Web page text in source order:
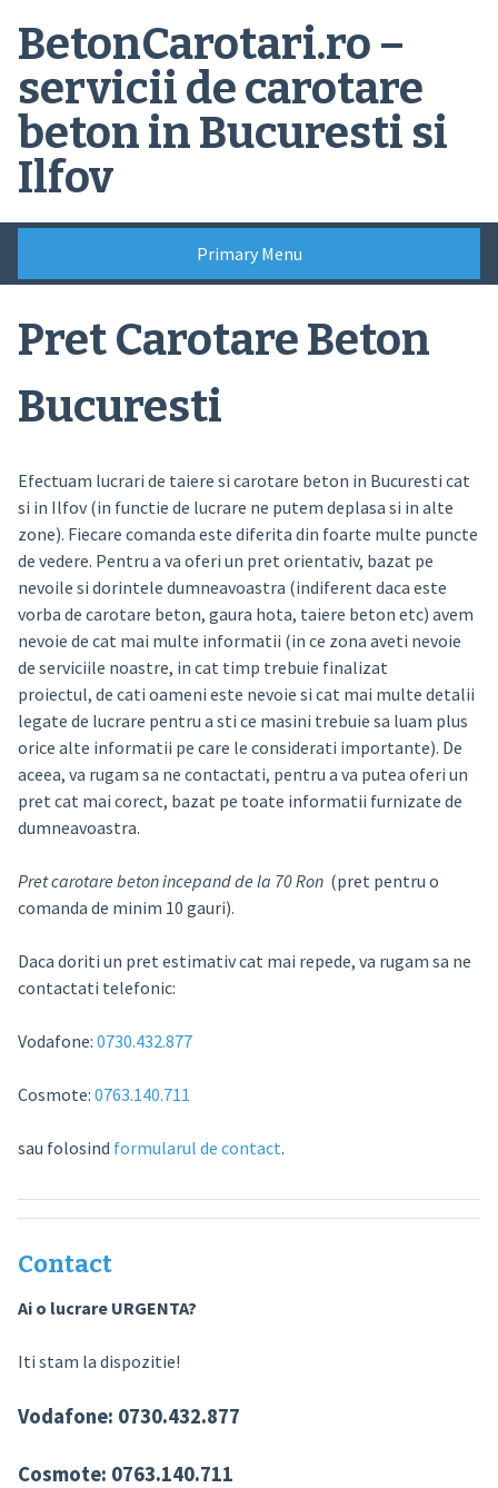
content
BetonCarotari.ro –
servicii de carotare
beton in Bucuresti si
Ilfov
Primary Menu
Pret Carotare Beton
Bucuresti
Efectuam lucrari de taiere si carotare beton in Bucuresti cat
si in Ilfov (in functie de lucrare ne putem deplasa si in alte
zone). Fiecare comanda este diferita din foarte multe puncte
de vedere. Pentru a va oferi un pret orientativ, bazat pe
nevoile si dorintele dumneavoastra (indiferent daca este
vorba de carotare beton, gaura hota, taiere beton etc) avem
nevoie de cat mai multe informatii (in ce zona aveti nevoie
de serviciile noastre, in cat timp trebuie finalizat
proiectul, de cati oameni este nevoie si cat mai multe detalii
legate de lucrare pentru a sti ce masini trebuie sa luam plus
orice alte informatii pe care le considerati importante). De
aceea, va rugam sa ne contactati, pentru a va putea oferi un
pret cat mai corect, bazat pe toate informatii furnizate de
dumneavoastra.
Pret carotare beton incepand de la 70 Ron (pret pentru o
comanda de minim 10 gauri).
Daca doriti un pret estimativ cat mai repede, va rugam sa ne
contactati telefonic:
Vodafone: 0730.432.877
Cosmote: 0763.140.711
sau folosind formularul de contact.
Contact
Ai o lucrare URGENTA?
Iti stam la dispozitie!
Vodafone: 0730.432.877
Cosmote: 0763.140.711